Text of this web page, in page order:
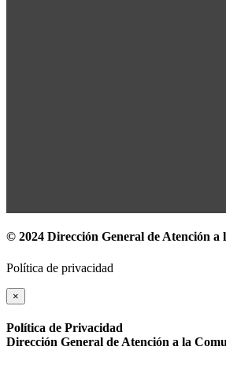
© 2024 Dirección General de Atención a
Política de privacidad
×
Política de Privacidad
Dirección General de Atención a la